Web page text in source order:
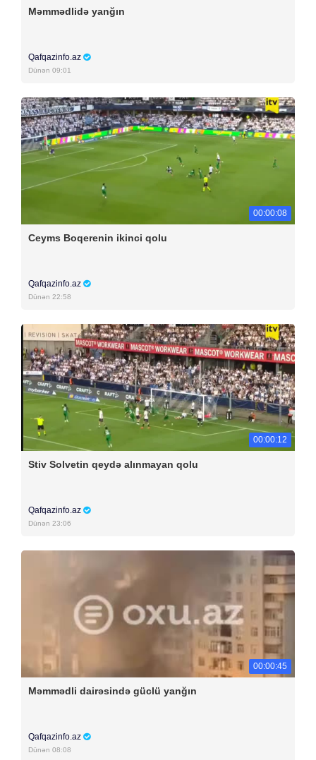
Məmmədlidə yanğın
Qafqazinfo.az
Dünən 09:01
00:00:08
Ceyms Boqerenin ikinci qolu
Qafqazinfo.az
Dünən 22:58
00:00:12
Stiv Solvetin qeydə alınmayan qolu
Qafqazinfo.az
Dünən 23:06
00:00:45
Məmmədli dairəsində güclü yanğın
Qafqazinfo.az
Dünən 08:08